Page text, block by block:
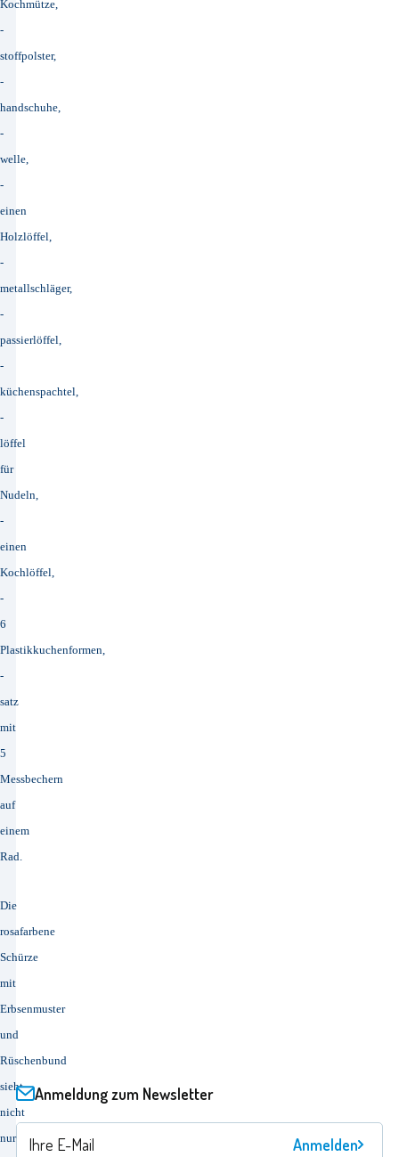
Kochmütze,
-
stoffpolster,
-
handschuhe,
-
welle,
-
einen
Holzlöffel,
-
metallschläger,
-
passierlöffel,
-
küchenspachtel,
-
löffel
für
Nudeln,
-
einen
Kochlöffel,
-
6
Plastikkuchenformen,
-
satz
mit
5
Messbechern
auf
einem
Rad.
Die
rosafarbene
Schürze
mit
Erbsenmuster
und
Rüschenbund
sieht
nicht
nur
Anmeldung zum Newsletter
Anmelden